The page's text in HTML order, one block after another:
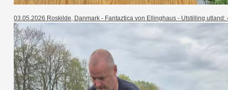
03.05.2026 Roskilde, Danmark - Fantaztica von Ellinghaus - Utstilling utland: